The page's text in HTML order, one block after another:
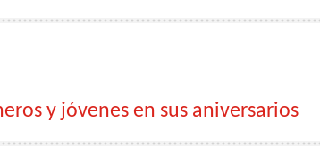
y jóvenes en sus aniversarios